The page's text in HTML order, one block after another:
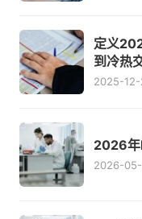
定义
到冷热
2025-
2026年
2026-